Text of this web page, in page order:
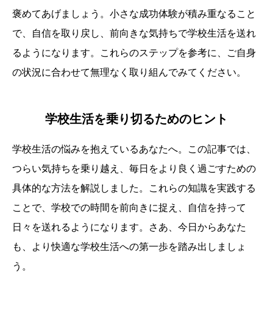
褒めてあげましょう。小さな成功体験が積み重なること
で、自信を取り戻し、前向きな気持ちで学校生活を送れ
るようになります。これらのステップを参考に、ご自身
の状況に合わせて無理なく取り組んでみてください。
学校生活を乗り切るためのヒント
学校生活の悩みを抱えているあなたへ。この記事では、
つらい気持ちを乗り越え、毎日をより良く過ごすための
具体的な方法を解説しました。これらの知識を実践する
ことで、学校での時間を前向きに捉え、自信を持って
日々を送れるようになります。さあ、今日からあなた
も、より快適な学校生活への第一歩を踏み出しましょ
う。